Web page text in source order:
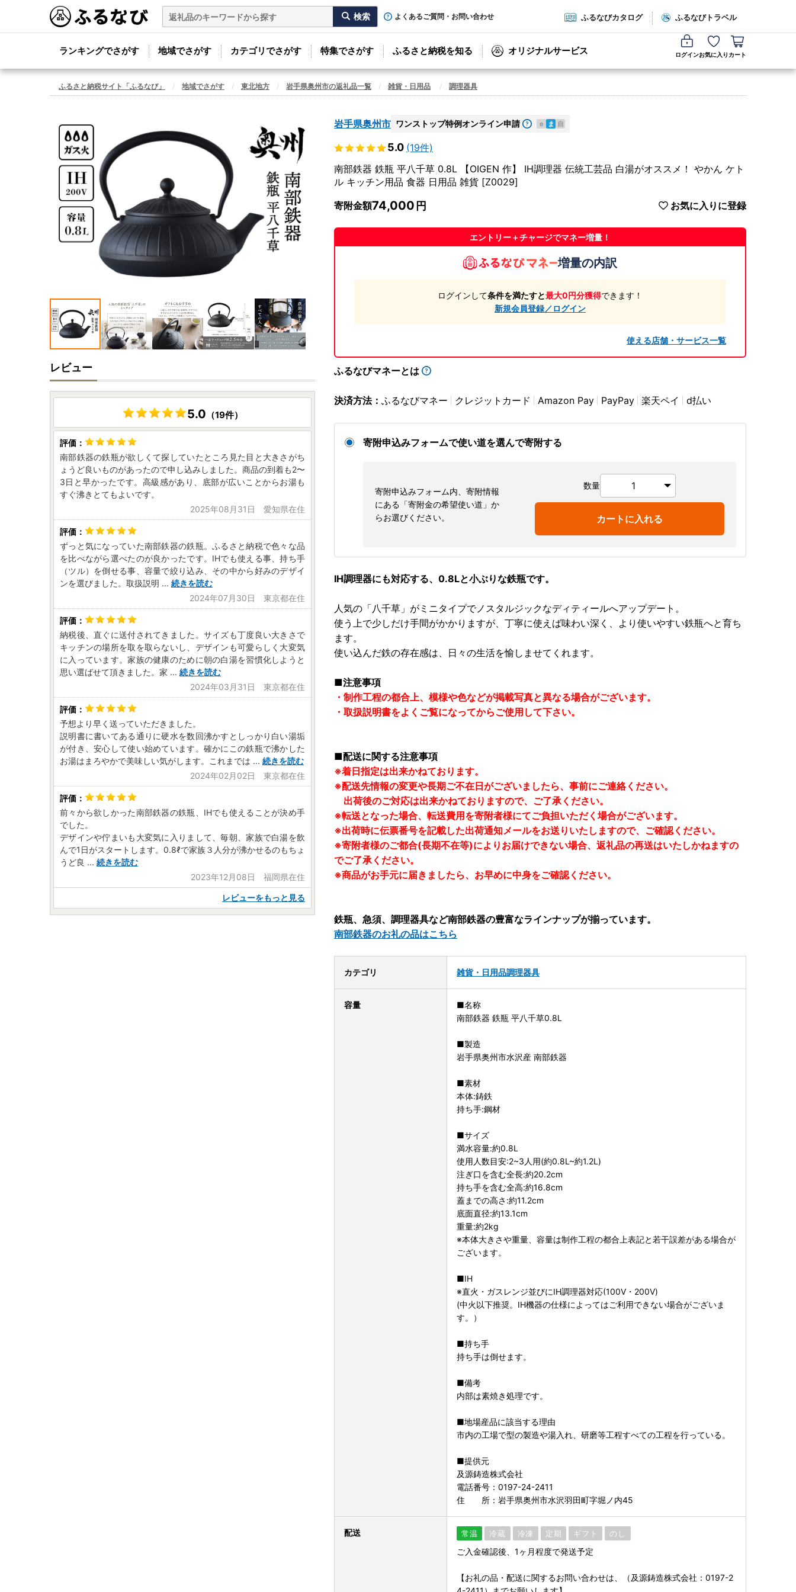
よくあるご質問・お問い合わせ ふるなびカタログ ふるなびトラベル
ランキングでさがす 地域でさがす カテゴリでさがす 特集でさがす ふるさと納税を知る オリジナルサービス ログインお気に入り カート
ふるさと納税サイト「ふるなび」 地域でさがす 東北地方 岩手県奥州市の返礼品一覧 雑貨・日用品 調理器具
岩手県奥州市 ワンストップ特例オンライン申請 e ま 自
5.0 (19件)
南部鉄器 鉄瓶 平八千草 0.8L 【OIGEN 作】 IH調理器 伝統工芸品 白湯がオススメ！ やかん ケト
ル キッチン用品 食器 日用品 雑貨 [Z0029]
寄附金額74,000 お気に入りに登録
エントリー＋チャージでマネー増量！
増量の内訳
ログインして条件を満たすと最大0円分獲得できます！
新規会員登録／ログイン
使える店舗・サービス一覧
ふるなびマネーとは
決済方法： ふるなびマネー クレジットカード Amazon Pay PayPay 楽天ペイ d払い
寄附申込みフォームで使い道を選んで寄附する
寄附申込みフォーム内、寄附情報
にある「寄附金の希望使い道」か
らお選びください。
数量
カートに入れる
IH調理器にも対応する、0.8Lと小ぶりな鉄瓶です。
人気の「八千草」がミニタイプでノスタルジックなディティールへアップデート。
使う上で少しだけ手間がかかりますが、丁寧に使えば味わい深く、より使いやすい鉄瓶へと育ち
ます。
使い込んだ鉄の存在感は、日々の生活を愉しませてくれます。
■注意事項
・制作工程の都合上、模様や色などが掲載写真と異なる場合がございます。
・取扱説明書をよくご覧になってからご使用して下さい。
■配送に関する注意事項
※着日指定は出来かねております。
※配送先情報の変更や長期ご不在日がございましたら、事前にご連絡ください。
出荷後のご対応は出来かねておりますので、ご了承ください。
※転送となった場合、転送費用を寄附者様にてご負担いただく場合がございます。
※出荷時に伝票番号を記載した出荷通知メールをお送りいたしますので、ご確認ください。
※寄附者様のご都合(長期不在等)によりお届けできない場合、返礼品の再送はいたしかねますの
でご了承ください。
※商品がお手元に届きましたら、お早めに中身をご確認ください。
鉄瓶、急須、調理器具など南部鉄器の豊富なラインナップが揃っています。
南部鉄器のお礼の品はこちら
カテゴリ 雑貨・日用品調理器具
容量
■名称
南部鉄器 鉄瓶 平八千草0.8L
■製造
岩手県奥州市水沢産 南部鉄器
■素材
本体:鋳鉄
持ち手:鋼材
■サイズ
満水容量:約0.8L
使用人数目安:2~3人用(約0.8L~約1.2L)
注ぎ口を含む全長:約20.2cm
持ち手を含む全高:約16.8cm
蓋までの高さ:約11.2cm
底面直径:約13.1cm
重量:約2kg
※本体大きさや重量、容量は制作工程の都合上表記と若干誤差がある場合が
ございます。
■IH
※直火・ガスレンジ並びにIH調理器対応(100V・200V)
(中火以下推奨。IH機器の仕様によってはご利用できない場合がございま
す。）
■持ち手
持ち手は倒せます。
■備考
内部は素焼き処理です。
■地場産品に該当する理由
市内の工場で型の製造や湯入れ、研磨等工程すべての工程を行っている。
■提供元
及源鋳造株式会社
電話番号：0197-24-2411
住 所：岩手県奥州市水沢羽田町字堀ノ内45
配送 常温 冷蔵 冷凍 定期 ギフト のし
ご入金確認後、1ヶ月程度で発送予定
【お礼の品・配送に関するお問い合わせは、（及源鋳造株式会社：0197-2
レビュー
5.0 （19件）
南部鉄器の鉄瓶が欲しくて探していたところ見た目と大きさがち
ょうど良いものがあったので申し込みしました。商品の到着も2〜
3日と早かったです。高級感があり、底部が広いことからお湯も
すぐ沸きとてもよいです。
2025年08月31日 愛知県在住
ずっと気になっていた南部鉄器の鉄瓶。ふるさと納税で色々な品
を比べながら選べたのが良かったです。IHでも使える事、持ち手
（ツル）を倒せる事、容量で絞り込み、その中から好みのデザイ
ンを選びました。取扱説明 ... 続きを読む
2024年07月30日 東京都在住
納税後、直ぐに送付されてきました。サイズも丁度良い大きさで
キッチンの場所を取を取らないし、デザインも可愛らしく大変気
に入っています。家族の健康のために朝の白湯を習慣化しようと
思い選ばせて頂きました。家 ... 続きを読む
2024年03月31日 東京都在住
予想より早く送っていただきました。
説明書に書いてある通りに硬水を数回沸かすとしっかり白い湯垢
が付き、安心して使い始めています。確かにこの鉄瓶で沸かした
お湯はまろやかで美味しい気がします。これまでは ... 続きを読む
2024年02月02日 東京都在住
前々から欲しかった南部鉄器の鉄瓶、IHでも使えることが決め手
でした。
デザインや佇まいも大変気に入りまして、毎朝、家族で白湯を飲
んで1日がスタートします。0.8ℓで家族３人分が沸かせるのもちょ
うど良 ... 続きを読む
2023年12月08日 福岡県在住
レビューをもっと見る